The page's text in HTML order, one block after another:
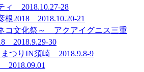
ィ 2018.10.27-28
根2018 2018.10.20-21
コ文化祭～ アクアイグニス三重
2018.9.29-30
つりIN須崎 2018.9.8-9
2018.09.01